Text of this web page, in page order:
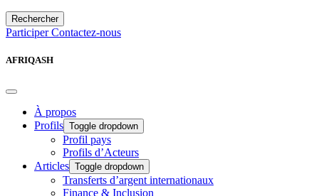
Rechercher
ParticiperContactez-nous
AFRIQASH
À propos
Profils Toggle dropdown
Profil pays
Profils d’Acteurs
Articles Toggle dropdown
Transferts d’argent internationaux
Finance & Inclusion